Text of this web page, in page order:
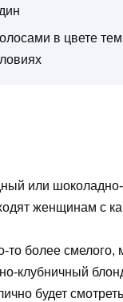
в цвете
или
женщинам с
то более смелого,
клубничный
будет